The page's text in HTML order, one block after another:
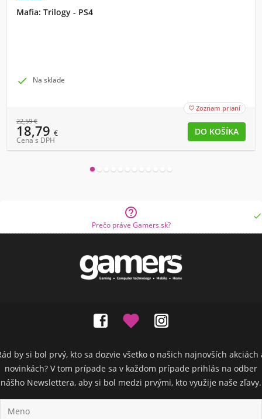
Mafia: Trilogy - PS4
 Na sklade
 Zoznam prianí
22,59€
18,79 €
Cena s DPH

Prečo práve Gamers.sk?

by si bol prvý, kto sa dozvie všetko o našich najnovších akciách
novinkách? V tom prípade sa v každom prípade prihlás na odber
nášho Newslettera, aby si bol medzi prvými, kto využije naše zľavy.